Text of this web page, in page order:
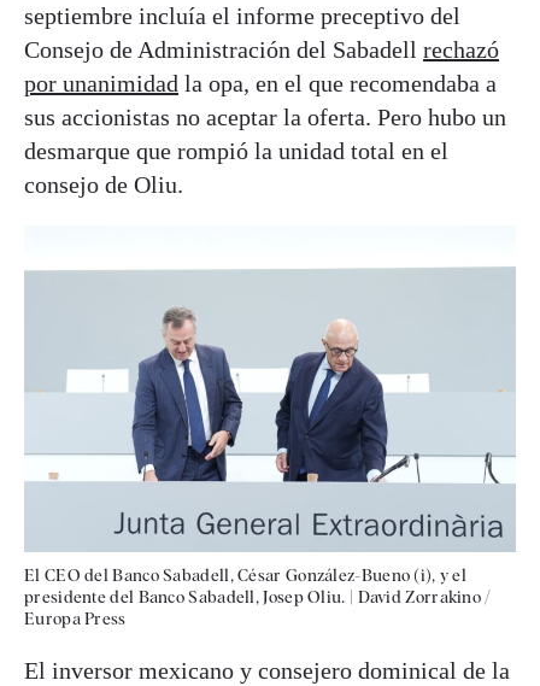
septiembre incluía el informe preceptivo del
Consejo de Administración del Sabadell rechazó
por unanimidad la opa, en el que recomendaba a
sus accionistas no aceptar la oferta. Pero hubo un
desmarque que rompió la unidad total en el
consejo de Oliu.
El CEO del Banco Sabadell, César González-Bueno (i), y el
presidente del Banco Sabadell, Josep Oliu.
David Zorrakino /
Europa Press
El inversor mexicano y consejero dominical de la